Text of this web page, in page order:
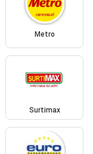
Metro
Surtimax